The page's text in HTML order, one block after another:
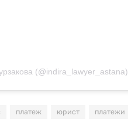
(@indira_lawyer_astana)
платеж юрист платежи